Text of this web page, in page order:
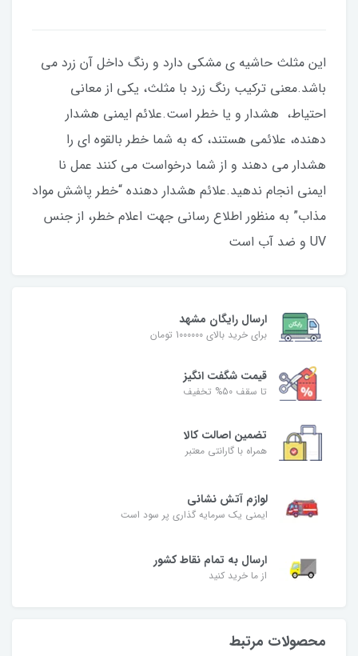
این مثلث حاشیه ی مشکی دارد و رنگ داخل آن زرد می
باشد.معنی ترکیب رنگ زرد با مثلث، یکی از معانی
احتیاط، هشدار و یا خطر است.علائم ایمنی هشدار
دهنده، علائمی هستند، که به شما خطر بالقوه ای را
هشدار می دهند و از شما درخواست می کنند عمل نا
ایمنی انجام ندهید.علائم هشدار دهنده “خطر پاشش مواد
مذاب” به منظور اطلاع رسانی جهت اعلام خطر، از جنس
UV و ضد آب است
ارسال رایگان مشهد
برای خرید بالای 1000000 تومان
قیمت شگفت‌ انگیز
تا سقف 50% تخفیف
تضمین اصالت کالا
همراه با گارانتی معتبر
لوازم آتش نشانی
ایمنی یک سرمایه گذاری پر سود است
ارسال به تمام نقاط کشور
از ما خرید کنید
محصولات مرتبط